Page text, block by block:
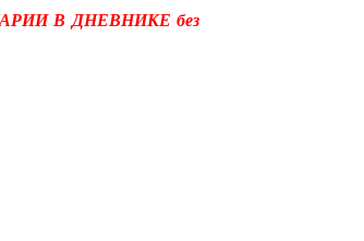
В ДНЕВНИКЕ без